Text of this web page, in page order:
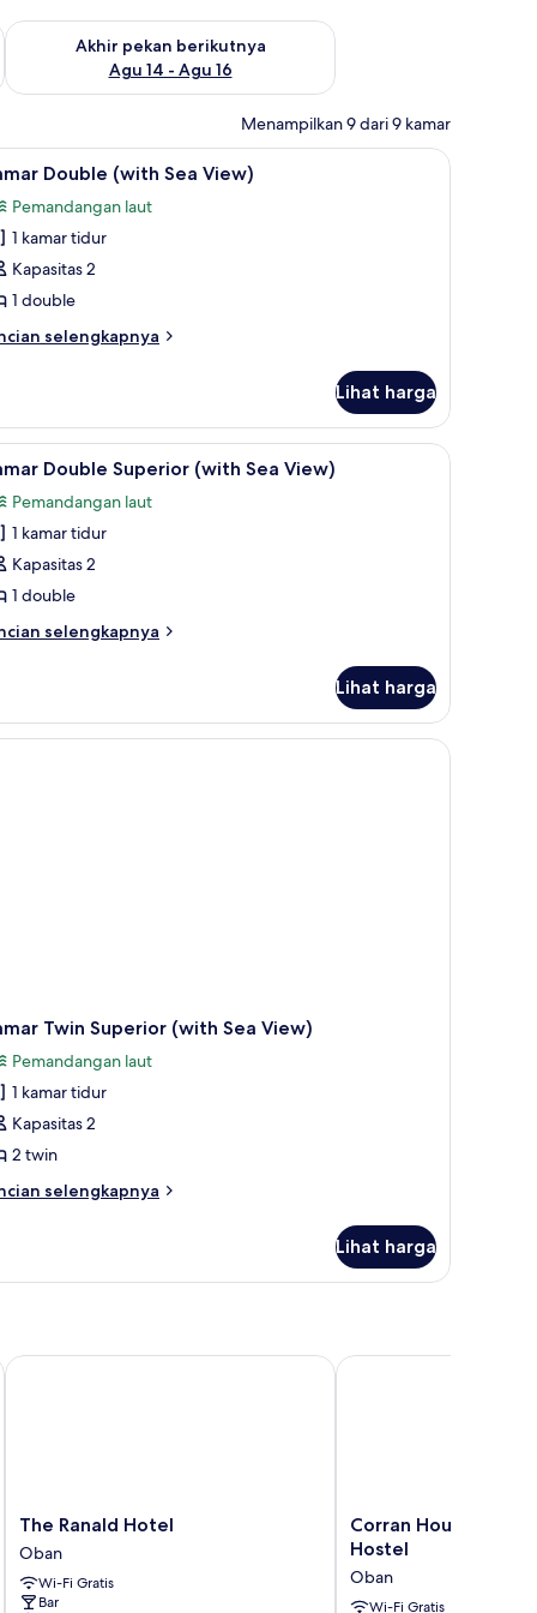
Agu 7 - Agu 9
Akhir pekan berikutnya
Agu 14 - Agu 16
Periksa ketersediaan untuk akhir pekan berikutnya Agu 14 -
Menampilkan 9 dari 9 kamar
berbeda-beda Meja kerja, setrika/meja setrika, dan
13 Double (with Sea View)
Pemandangan laut
1 kamar tidur
Kapasitas 2
1 double
selengkapnya
Lihat harga
berbeda-beda Meja kerja, setrika/meja setrika, dan
17 Double Superior (with Sea View)
Pemandangan laut
1 kamar tidur
Kapasitas 2
1 double
selengkapnya
Lihat harga
berbeda-beda
Twin Superior (with Sea View)
Pemandangan laut
1 kamar tidur
Kapasitas 2
2 twin
selengkapnya
Lihat harga
The
Ranald
Hotel
Oban
The Ranald Hotel
Oban
Wi-Fi Gratis
Bar
The Ranald Hotel
Corran
House
House
&
Corran House Guest
Hostel
Oban
Wi-Fi Gratis
Corran House Guest